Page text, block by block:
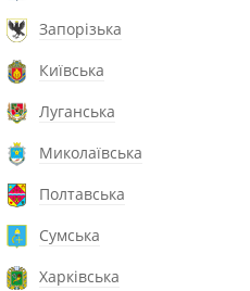
Запорізька
Київська
Луганська
Миколаївська
Полтавська
Сумська
Харківська